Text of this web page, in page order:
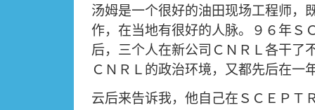
汤姆是一个很好的油田现场工程师，
作，在当地有很好的人脉。９６年Ｓ
后，三个人在新公司ＣＮＲＬ各干了
ＣＮＲＬ的政治环境，又都先后在一
云后来告诉我，他自己在ＳＣＥＰＴ